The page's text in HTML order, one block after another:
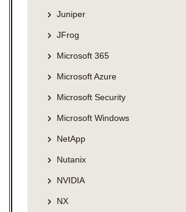
Juniper
JFrog
Microsoft 365
Microsoft Azure
Microsoft Security
Microsoft Windows
NetApp
Nutanix
NVIDIA
NX